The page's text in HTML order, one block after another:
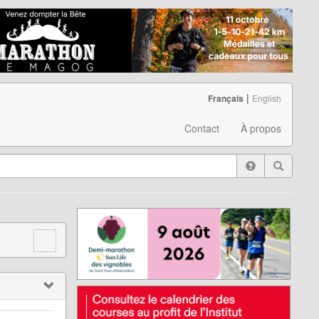
Contact À propos
Français | English